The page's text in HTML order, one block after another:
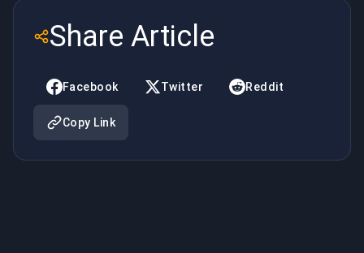
la vitalidad
superteam
en LEC?
Share Article
Facebook Twitter Reddit
Copy Link